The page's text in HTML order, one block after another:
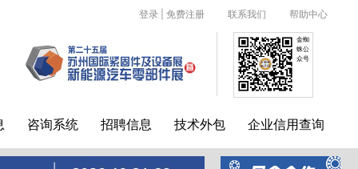
联系我们 帮助中心
登录 免费注册
咨询系统 招聘信息 技术外包 企业信用查询
金蜘
蛛公
众号